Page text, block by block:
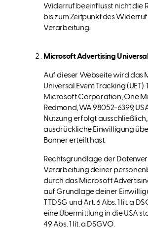
Widerruf beeinflusst nicht die
bis zum Zeitpunkt des
Verarbeitung.
Microsoft Advertising
Auf dieser Webseite wird das
Universal Event Tracking (UET)
Microsoft Corporation, One
Redmond, WA 98052-6399,
Nutzung erfolgt
ausdrückliche Einwilligung
Banner erteilt hast.
Rechtsgrundlage der
Verarbeitung deiner
durch das Microsoft
auf Grundlage deiner
TTDSG und Art. 6 Abs. 1 lit. a
eine Übermittlung in die USA
49 Abs. 1 lit. a DSGVO.